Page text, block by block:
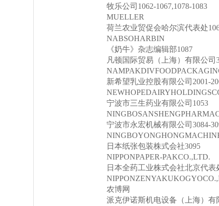
牧乐公司1062-1067,1078-1083
MUELLER
荷兰农业贸促会哈尔滨代表处
NABSOHARBIN
《奶牛》杂志编辑部1087
凡顿国际贸易（上海）有限公司
新希望乳业控股有限公司2001-
宁波市三生药业有限公司1053
宁波市永宏机械有限公司3084-
日本纸张包装株式会社3095
NIPPONPAPER-PAKCO.,LTD.
日本全药工业株式会社北京代表
农博网
派克伊诺斯机电设备（上海）有